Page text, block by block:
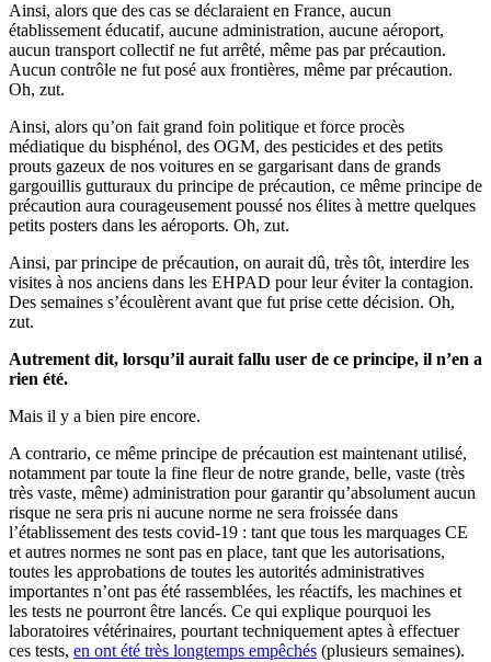
Ainsi, alors que des cas se déclaraient en France, aucun
établissement éducatif, aucune administration, aucune aéroport,
aucun transport collectif ne fut arrêté, même pas par précaution.
Aucun contrôle ne fut posé aux frontières, même par précaution.
Oh, zut.
Ainsi, alors qu’on fait grand foin politique et force procès
médiatique du bisphénol, des OGM, des pesticides et des petits
prouts gazeux de nos voitures en se gargarisant dans de grands
gargouillis gutturaux du principe de précaution, ce même principe de
précaution aura courageusement poussé nos élites à mettre quelques
petits posters dans les aéroports. Oh, zut.
Ainsi, par principe de précaution, on aurait dû, très tôt, interdire les
visites à nos anciens dans les EHPAD pour leur éviter la contagion.
Des semaines s’écoulèrent avant que fut prise cette décision. Oh,
zut.
Autrement dit, lorsqu’il aurait fallu user de ce principe, il n’en a
rien été.
Mais il y a bien pire encore.
A contrario, ce même principe de précaution est maintenant utilisé,
notamment par toute la fine fleur de notre grande, belle, vaste (très
très vaste, même) administration pour garantir qu’absolument aucun
risque ne sera pris ni aucune norme ne sera froissée dans
l’établissement des tests covid-19 : tant que tous les marquages CE
et autres normes ne sont pas en place, tant que les autorisations,
toutes les approbations de toutes les autorités administratives
importantes n’ont pas été rassemblées, les réactifs, les machines et
les tests ne pourront être lancés. Ce qui explique pourquoi les
laboratoires vétérinaires, pourtant techniquement aptes à effectuer
ces tests, en ont été très longtemps empêchés (plusieurs semaines).